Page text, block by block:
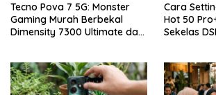
Tecno Pova 7 5G: Monster
Gaming Murah Berbekal
Dimensity 7300 Ultimate dan
Cara
Hot 50
Sekelas